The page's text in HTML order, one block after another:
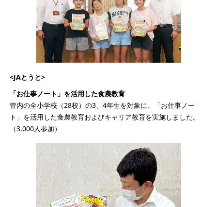
<JAとうと>
「お仕事ノート」を活用した食農教育
管内の全小学校（28校）の3、4年生を対象に、「お仕事ノー
ト」を活用した食農教育およびキャリア教育を実施しました。
（3,000人参加）